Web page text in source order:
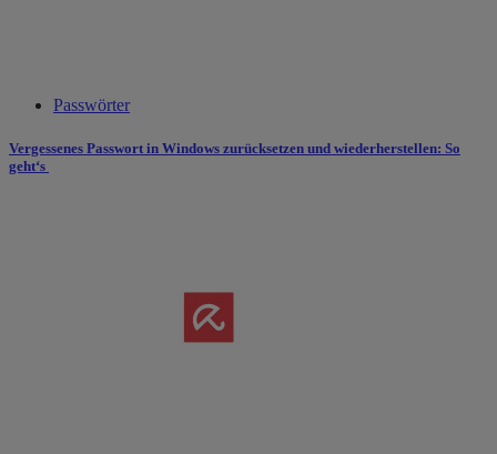
Passwörter
Vergessenes Passwort in Windows zurücksetzen und wiederherstellen: So
geht‘s